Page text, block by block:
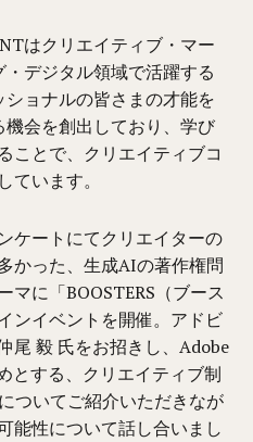
はクリエイティブ・マー
・デジタル領域で活躍する
ショナルの皆さまの才能を
機会を創出しており、学び
ことで、クリエイティブコ
ています。
ケートにてクリエイターの
かった、生成AIの著作権問
マに「BOOSTERS（ブース
ンイベントを開催。アドビ
尾 毅 氏をお招きし、Adobe
とする、クリエイティブ制
ついてご紹介いただきなが
能性について話し合いまし